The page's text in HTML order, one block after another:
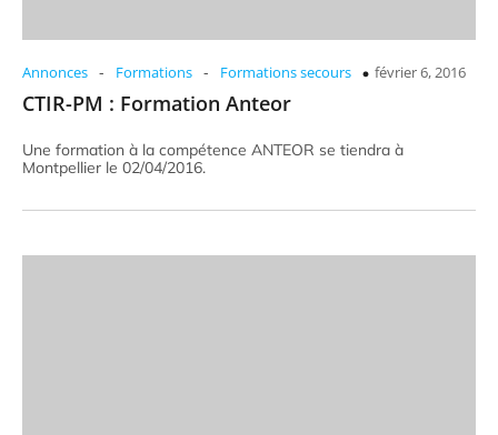
Annonces - Formations - Formations secours février 6, 2016
CTIR-PM : Formation Anteor
Une formation à la compétence ANTEOR se tiendra à
Montpellier le 02/04/2016.